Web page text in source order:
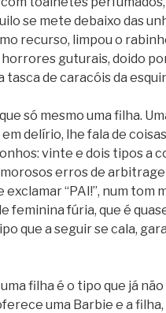
se mete debaixo das
recurso, lim­pou o
guturais, doido
tasca de cara­cóis da
só mesmo uma filha.
delírio, lhe fala de
vinte e dois tipos a
erros de
exclamar “PAI!”, num tom
femi­nina fúria, que é
que a seguir se cala,
uma filha é o tipo que já
uma Bar­bie e a